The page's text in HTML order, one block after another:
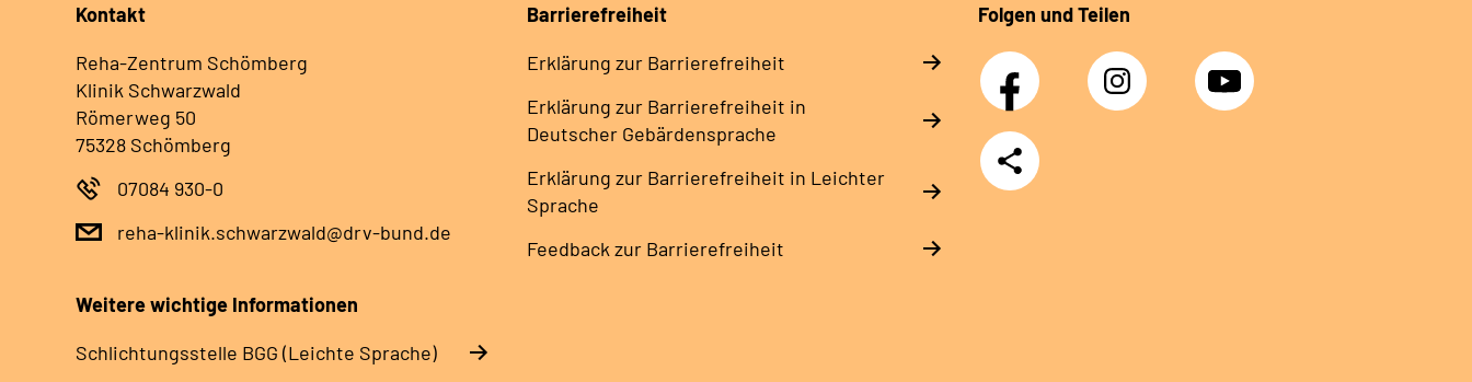
Kontakt
Reha-Zentrum Schömberg
Klinik Schwarzwald
Römerweg 50
75328 Schömberg
07084 930-0
reha-klinik.schwarzwald@drv-bund.de
Barrierefreiheit
Erklärung zur Barrierefreiheit
Erklärung zur Barrierefreiheit in
Deutscher Gebärdensprache
Erklärung zur Barrierefreiheit in Leichter
Sprache
Feedback zur Barrierefreiheit
Folgen und Teilen
Facebook Instagram YouTube
Teilen
Weitere wichtige Informationen
Schlich­tungs­stel­le BGG (Leichte Sprache)